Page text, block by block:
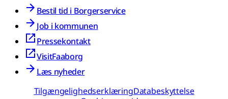
Bestil tid i Borgerservice
Job i kommunen
Pressekontakt
VisitFaaborg
Læs nyheder
TilgængelighedserklæringDatabeskyttelse